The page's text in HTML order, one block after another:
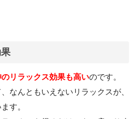
リラックス効果も高いのです。
なんともいえないリラックスが、
す。